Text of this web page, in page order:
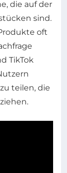
die auf der
sind.
oft
TikTok
teilen, die